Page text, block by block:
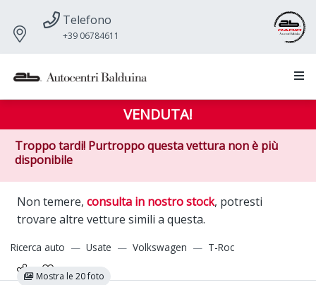
Telefono
+39 06784611
VENDUTA!
Troppo tardi! Purtroppo questa vettura non è più
disponibile
Non temere, consulta in nostro stock, potresti
trovare altre vetture simili a questa.
Ricerca auto Usate Volkswagen T-Roc
Mostra le 20 foto